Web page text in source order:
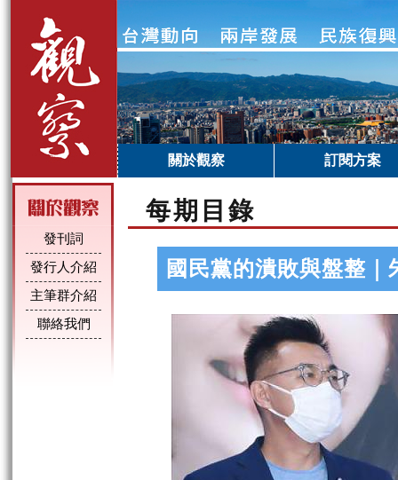
關於觀察 訂閱方案
發刊詞
發行人介紹
主筆群介紹
聯絡我們
每期目錄
國民黨的潰敗與盤整｜